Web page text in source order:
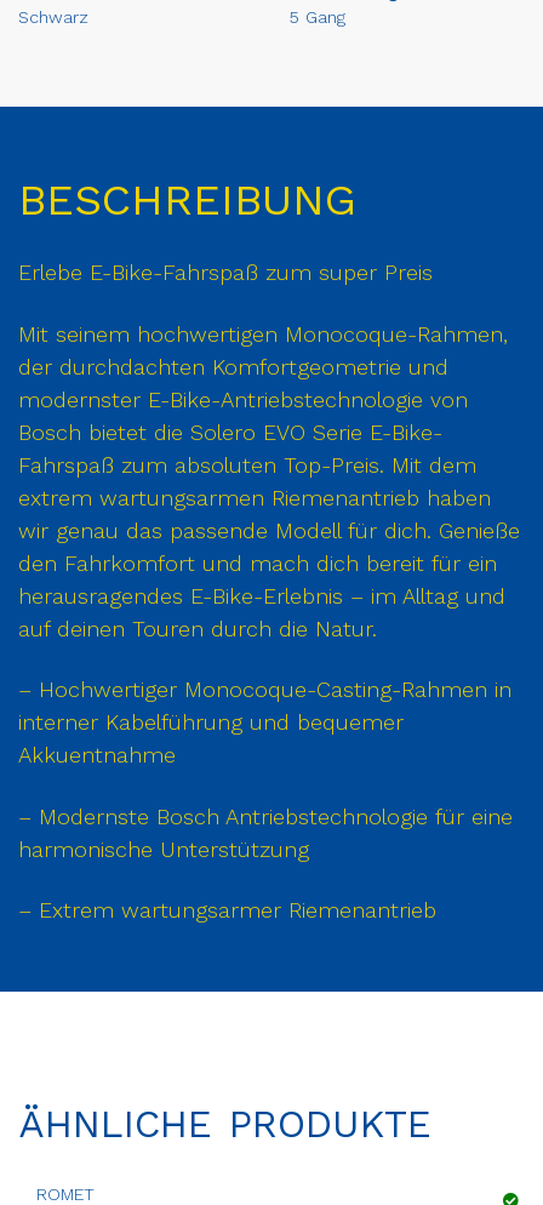
Schwarz
5 Gang
BESCHREIBUNG
Erlebe E-Bike-Fahrspaß zum super Preis
Mit seinem hochwertigen Monocoque-Rahmen,
der durchdachten Komfortgeometrie und
modernster E-Bike-Antriebstechnologie von
Bosch bietet die Solero EVO Serie E-Bike-
Fahrspaß zum absoluten Top-Preis. Mit dem
extrem wartungsarmen Riemenantrieb haben
wir genau das passende Modell für dich. Genieße
den Fahrkomfort und mach dich bereit für ein
herausragendes E-Bike-Erlebnis – im Alltag und
auf deinen Touren durch die Natur.
– Hochwertiger Monocoque-Casting-Rahmen in
interner Kabelführung und bequemer
Akkuentnahme
– Modernste Bosch Antriebstechnologie für eine
harmonische Unterstützung
– Extrem wartungsarmer Riemenantrieb
ÄHNLICHE PRODUKTE
ROMET